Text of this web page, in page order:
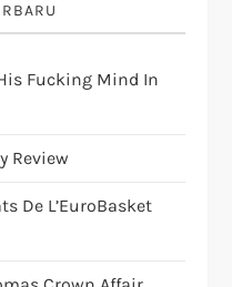
Fucking Mind In
Review
De L’EuroBasket